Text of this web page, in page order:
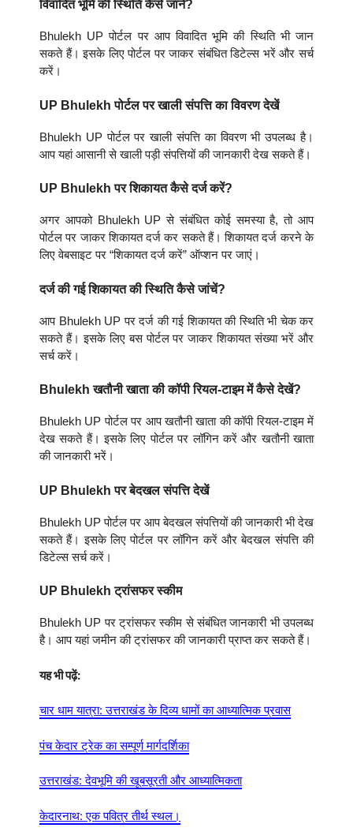
विवादित भूमि की स्थिति कैसे जानें?
Bhulekh UP पोर्टल पर आप विवादित भूमि की स्थिति भी जान
सकते हैं। इसके लिए पोर्टल पर जाकर संबंधित डिटेल्स भरें और सर्च
करें।
UP Bhulekh पोर्टल पर खाली संपत्ति का विवरण देखें
Bhulekh UP पोर्टल पर खाली संपत्ति का विवरण भी उपलब्ध है।
आप यहां आसानी से खाली पड़ी संपत्तियों की जानकारी देख सकते हैं।
UP Bhulekh पर शिकायत कैसे दर्ज करें?
अगर आपको Bhulekh UP से संबंधित कोई समस्या है, तो आप
पोर्टल पर जाकर शिकायत दर्ज कर सकते हैं। शिकायत दर्ज करने के
लिए वेबसाइट पर “शिकायत दर्ज करें” ऑप्शन पर जाएं।
दर्ज की गई शिकायत की स्थिति कैसे जांचें?
आप Bhulekh UP पर दर्ज की गई शिकायत की स्थिति भी चेक कर
सकते हैं। इसके लिए बस पोर्टल पर जाकर शिकायत संख्या भरें और
सर्च करें।
Bhulekh खतौनी खाता की कॉपी रियल-टाइम में कैसे देखें?
Bhulekh UP पोर्टल पर आप खतौनी खाता की कॉपी रियल-टाइम में
देख सकते हैं। इसके लिए पोर्टल पर लॉगिन करें और खतौनी खाता
की जानकारी भरें।
UP Bhulekh पर बेदखल संपत्ति देखें
Bhulekh UP पोर्टल पर आप बेदखल संपत्तियों की जानकारी भी देख
सकते हैं। इसके लिए पोर्टल पर लॉगिन करें और बेदखल संपत्ति की
डिटेल्स सर्च करें।
UP Bhulekh ट्रांसफर स्कीम
Bhulekh UP पर ट्रांसफर स्कीम से संबंधित जानकारी भी उपलब्ध
है। आप यहां जमीन की ट्रांसफर की जानकारी प्राप्त कर सकते हैं।
यह भी पढ़ें:
चार धाम यात्रा: उत्तराखंड के दिव्य धामों का आध्यात्मिक प्रवास
पंच केदार ट्रेक का सम्पूर्ण मार्गदर्शिका
उत्तराखंड: देवभूमि की खूबसूरती और आध्यात्मिकता
केदारनाथ: एक पवित्र तीर्थ स्थल।